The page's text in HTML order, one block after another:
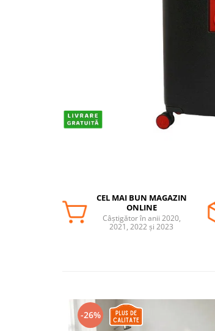
Echipament protectie bicicleta si
Ochelari de soare
Carucioare si scaune auto
Tarcuri copii / bebelusi
CEL MAI BUN MAGAZIN
ONLINE
Câștigător în anii 2020,
2021, 2022 și 2023
-26%